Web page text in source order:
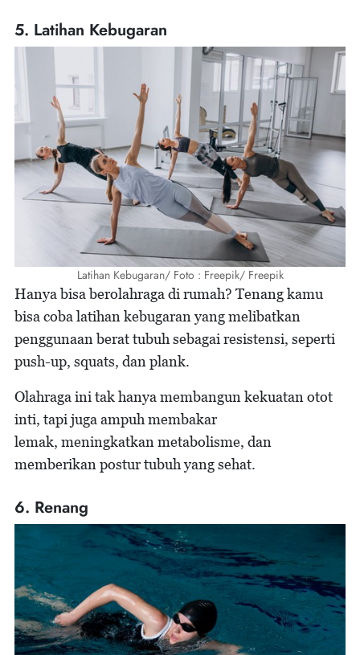
5. Latihan Kebugaran
Latihan Kebugaran/ Foto : Freepik/ Freepik
Hanya bisa berolahraga di rumah? Tenang kamu
bisa coba latihan kebugaran yang melibatkan
penggunaan berat tubuh sebagai resistensi, seperti
push-up, squats, dan plank.
Olahraga ini tak hanya membangun kekuatan otot
inti, tapi juga ampuh membakar
lemak, meningkatkan metabolisme, dan
memberikan postur tubuh yang sehat.
6. Renang